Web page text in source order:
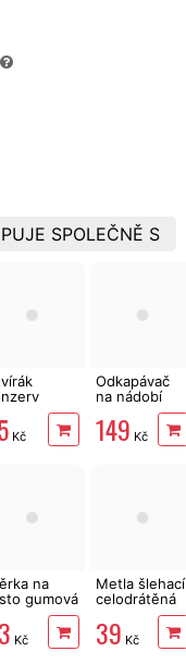
SPOLEČNĚ S
Kč
Odkapávač
na nádobí
Curver BIG s
podnosem
Luna
149 Kč
na
gumová
Kč
Metla šlehací
celodrátěná
nerez
39 Kč